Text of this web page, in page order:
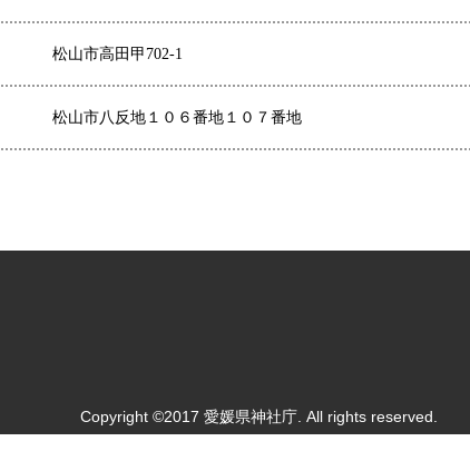
松山市高田甲702-1
松山市八反地１０６番地１０７番地
Copyright ©2017 愛媛県神社庁. All rights reserved.